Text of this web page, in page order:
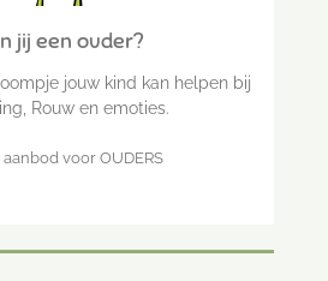
jij een ouder?
jouw kind kan helpen bij
Rouw en emoties.
voor OUDERS